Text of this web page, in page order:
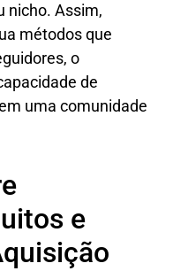
nicho. Assim,
métodos que
o
de
uma comunidade
e